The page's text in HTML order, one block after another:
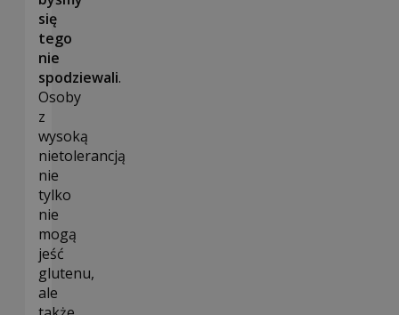
się
tego
nie
spodziewali.
Osoby
z
wysoką
nietolerancją
nie
tylko
nie
mogą
jeść
glutenu,
ale